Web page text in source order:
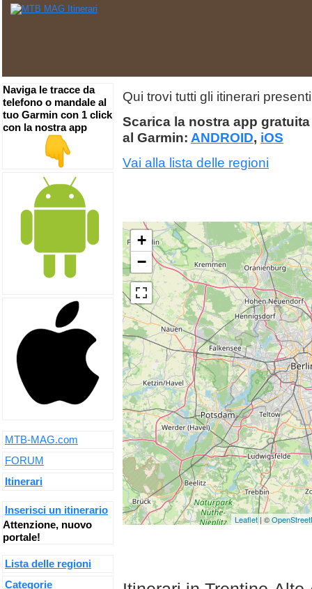
Qui trovi tutti gli itinerari
Scarica la nostra app
al Garmin: ANDROID, iOS
Vai alla lista delle regioni
+
−
Leaflet | ©
Naviga le tracce da
telefono o mandale al
tuo Garmin con 1 click
con la nostra app
MTB-MAG.com
FORUM
Itinerari
Inserisci un itinerario
Attenzione, nuovo
portale!
Lista delle regioni
Categorie